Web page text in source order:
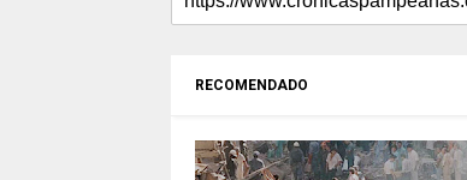
RECOMENDADO